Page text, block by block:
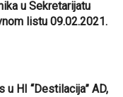
u Sekretarijatu
listu 09.02.2021.
HI “Destilacija” AD,